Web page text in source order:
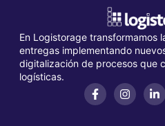
En Logistorage transformamos
entregas implementando
digitalización de procesos que
logísticas.